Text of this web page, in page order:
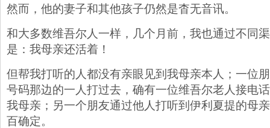
然而，他的妻子和其他孩子仍然是杳无音讯。
和大多数维吾尔人一样，几个月前，我也通过不同
是：我母亲还活着！
但帮我打听的人都没有亲眼见到我母亲本人；一位
号码那边的一人打过去，确有一位维吾尔老人接电
我母亲；另一个朋友通过他人打听到伊利夏提的母
百确定。